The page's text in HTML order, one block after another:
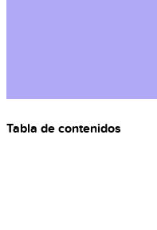
Tabla de contenidos